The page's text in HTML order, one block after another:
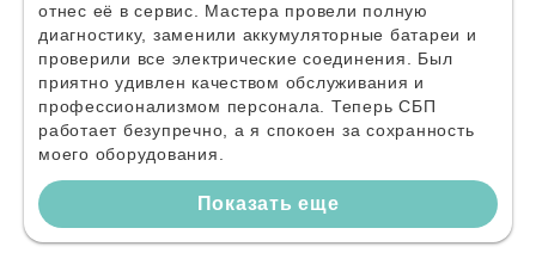
отнес её в сервис. Мастера провели полную
диагностику, заменили аккумуляторные батареи и
проверили все электрические соединения. Был
приятно удивлен качеством обслуживания и
профессионализмом персонала. Теперь СБП
работает безупречно, а я спокоен за сохранность
моего оборудования.
Показать еще